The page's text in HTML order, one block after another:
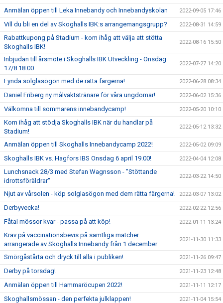
Anmälan öppen till Leka Innebandy och Innebandyskolan 2022-09-05 17:46
Vill du bli en del av Skoghalls IBK:s arrangemangsgrupp? 2022-08-31 14:59
Rabattkupong på Stadium - kom ihåg att välja att stötta
Skoghalls IBK!
2022-08-16 15:50
Inbjudan till årsmöte i Skoghalls IBK Utveckling - Onsdag
17/8 18.00
2022-07-27 14:20
Fynda solglasögon med de rätta färgerna! 2022-06-28 08:34
Daniel Friberg ny målvaktstränare för våra ungdomar! 2022-06-02 15:36
Välkomna till sommarens innebandycamp! 2022-05-20 10:10
Kom ihåg att stödja Skoghalls IBK när du handlar på
Stadium!
2022-05-12 13:32
Anmälan öppen till Skoghalls Innebandycamp 2022! 2022-05-02 09:09
Skoghalls IBK vs. Hagfors IBS Onsdag 6 april 19.00! 2022-04-04 12:08
Lunchsnack 28/3 med Stefan Wagnsson - "Stöttande
idrottsföräldrar"
2022-03-22 14:50
Njut av vårsolen - köp solglasögon med dem rätta färgerna! 2022-03-07 13:02
Derbyvecka! 2022-02-22 12:56
Fåtal mössor kvar - passa på att köp! 2022-01-11 13:24
Krav på vaccinationsbevis på samtliga matcher
arrangerade av Skoghalls Innebandy från 1 december
2021-11-30 11:33
Smörgåstårta och dryck till alla i publiken! 2021-11-26 09:47
Derby på torsdag! 2021-11-23 12:48
Anmälan öppen till Hammaröcupen 2022! 2021-11-11 12:17
Skoghallsmössan - den perfekta julklappen! 2021-11-04 15:54